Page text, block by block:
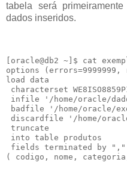
tabela será
dados inseridos.
[oracle@db2 ~]$ cat
options (errors=9999999,
load data
characterset
infile '/home/oracle/
badfile '/home/oracle/
discardfile '/home/
truncate
into table produtos
fields terminated by ","